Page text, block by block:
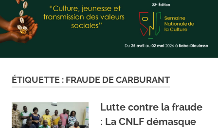
contentFaso
ÉTIQUETTE : FRAUDE DE CARBURANT
Lutte contre la fraude
: La CNLF démasque